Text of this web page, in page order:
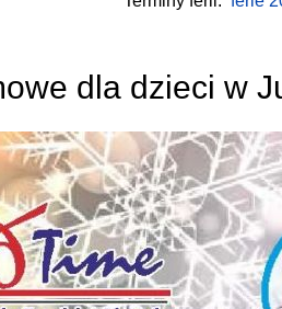
dla dzieci w